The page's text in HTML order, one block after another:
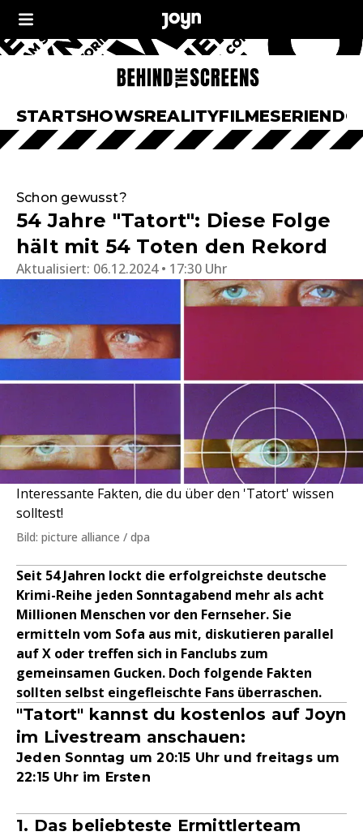
STARTSHOWSREALITYFILMESERIEN
Schon gewusst?
54 Jahre "Tatort": Diese Folge
hält mit 54 Toten den Rekord
Aktualisiert: 06.12.2024 • 17:30 Uhr
Interessante Fakten, die du über den 'Tatort' wissen
solltest!
Bild: picture alliance / dpa
Seit 54 Jahren lockt die erfolgreichste deutsche
Krimi-Reihe jeden Sonntagabend mehr als acht
Millionen Menschen vor den Fernseher. Sie
ermitteln vom Sofa aus mit, diskutieren parallel
auf X oder treffen sich in Fanclubs zum
gemeinsamen Gucken. Doch folgende Fakten
sollten selbst eingefleischte Fans überraschen.
"Tatort" kannst du kostenlos auf Joyn
im Livestream anschauen:
Jeden Sonntag um 20:15 Uhr und freitags um
22:15 Uhr im Ersten
1. Das beliebteste Ermittlerteam